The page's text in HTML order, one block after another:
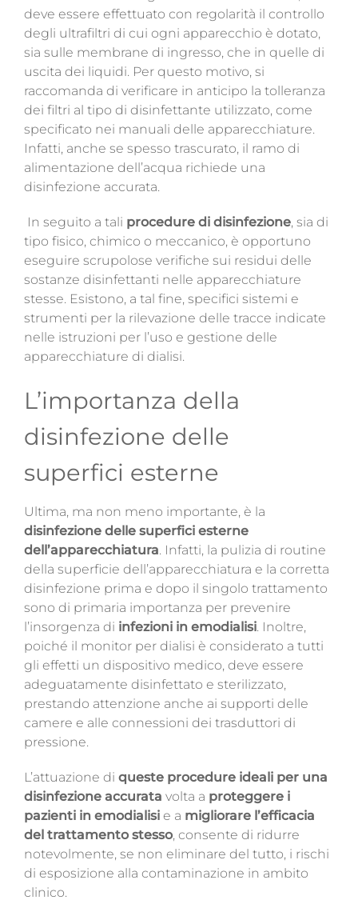
deve essere effettuato con regolarità il controllo
degli ultrafiltri di cui ogni apparecchio è dotato,
sia sulle membrane di ingresso, che in quelle di
uscita dei liquidi. Per questo motivo, si
raccomanda di verificare in anticipo la tolleranza
dei filtri al tipo di disinfettante utilizzato, come
specificato nei manuali delle apparecchiature.
Infatti, anche se spesso trascurato, il ramo di
alimentazione dell’acqua richiede una
disinfezione accurata.
In seguito a tali procedure di disinfezione, sia di
tipo fisico, chimico o meccanico, è opportuno
eseguire scrupolose verifiche sui residui delle
sostanze disinfettanti nelle apparecchiature
stesse. Esistono, a tal fine, specifici sistemi e
strumenti per la rilevazione delle tracce indicate
nelle istruzioni per l’uso e gestione delle
apparecchiature di dialisi.
L’importanza della
disinfezione delle
superfici esterne
Ultima, ma non meno importante, è la
disinfezione delle superfici esterne
dell’apparecchiatura. Infatti, la pulizia di routine
della superficie dell’apparecchiatura e la corretta
disinfezione prima e dopo il singolo trattamento
sono di primaria importanza per prevenire
l’insorgenza di infezioni in emodialisi. Inoltre,
poiché il monitor per dialisi è considerato a tutti
gli effetti un dispositivo medico, deve essere
adeguatamente disinfettato e sterilizzato,
prestando attenzione anche ai supporti delle
camere e alle connessioni dei trasduttori di
pressione.
L’attuazione di queste procedure ideali per una
disinfezione accurata volta a proteggere i
pazienti in emodialisi e a migliorare l’efficacia
del trattamento stesso, consente di ridurre
notevolmente, se non eliminare del tutto, i rischi
di esposizione alla contaminazione in ambito
clinico.